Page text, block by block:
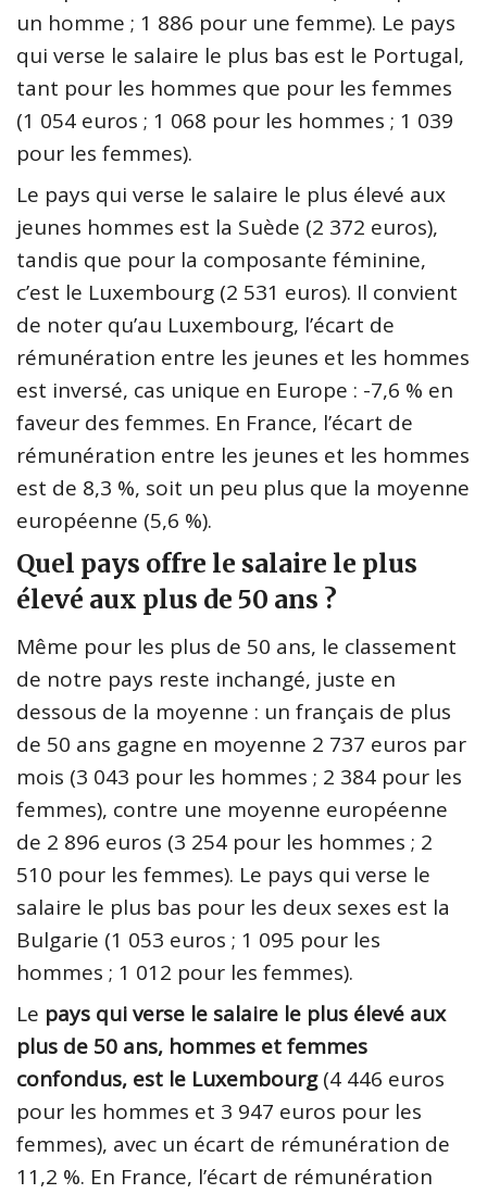
un homme ; 1 886 pour une femme). Le pays
qui verse le salaire le plus bas est le Portugal,
tant pour les hommes que pour les femmes
(1 054 euros ; 1 068 pour les hommes ; 1 039
pour les femmes).
Le pays qui verse le salaire le plus élevé aux
jeunes hommes est la Suède (2 372 euros),
tandis que pour la composante féminine,
c’est le Luxembourg (2 531 euros). Il convient
de noter qu’au Luxembourg, l’écart de
rémunération entre les jeunes et les hommes
est inversé, cas unique en Europe : -7,6 % en
faveur des femmes. En France, l’écart de
rémunération entre les jeunes et les hommes
est de 8,3 %, soit un peu plus que la moyenne
européenne (5,6 %).
Quel pays offre le salaire le plus
élevé aux plus de 50 ans ?
Même pour les plus de 50 ans, le classement
de notre pays reste inchangé, juste en
dessous de la moyenne : un français de plus
de 50 ans gagne en moyenne 2 737 euros par
mois (3 043 pour les hommes ; 2 384 pour les
femmes), contre une moyenne européenne
de 2 896 euros (3 254 pour les hommes ; 2
510 pour les femmes). Le pays qui verse le
salaire le plus bas pour les deux sexes est la
Bulgarie (1 053 euros ; 1 095 pour les
hommes ; 1 012 pour les femmes).
Le pays qui verse le salaire le plus élevé aux
plus de 50 ans, hommes et femmes
confondus, est le Luxembourg(4 446 euros
pour les hommes et 3 947 euros pour les
femmes), avec un écart de rémunération de
11,2 %. En France, l’écart de rémunération